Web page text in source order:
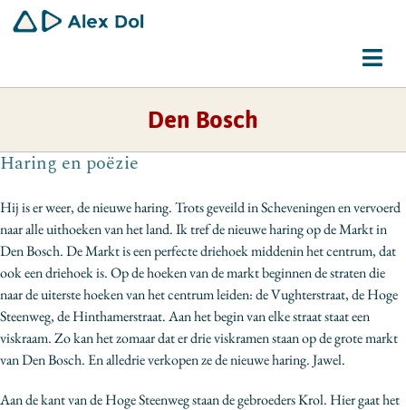
naar
Dirigent
Gemeenschapswerker
Bio
Contact
Den Bosch
Haring en poëzie
Hij is er weer, de nieuwe haring. Trots geveild in Scheveningen en vervoerd
naar alle uithoeken van het land. Ik tref de nieuwe haring op de Markt in
Den Bosch. De Markt is een perfecte driehoek middenin het centrum, dat
ook een driehoek is. Op de hoeken van de markt beginnen de straten die
naar de uiterste hoeken van het centrum leiden: de Vughterstraat, de Hoge
Steenweg, de Hinthamerstraat. Aan het begin van elke straat staat een
viskraam. Zo kan het zomaar dat er drie viskramen staan op de grote markt
van Den Bosch. En alledrie verkopen ze de nieuwe haring. Jawel.
Aan de kant van de Hoge Steenweg staan de gebroeders Krol. Hier gaat het